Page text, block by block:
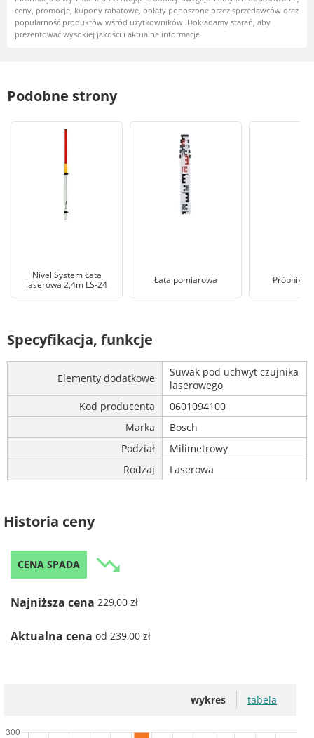
ceny, promocje, kupony rabatowe, opłaty ponoszone przez sprzedawców oraz
popularność produktów wśród użytkowników. Dokładamy starań, aby
prezentować wysokiej jakości i aktualne informacje.
Podobne strony
Nivel System Łata
laserowa 2,4m LS-24
Łata pomiarowa Próbnik
Specyfikacja, funkcje
Elementy dodatkowe
Suwak pod uchwyt czujnika
laserowego
Kod producenta
0601094100
Marka
Bosch
Podział
Milimetrowy
Rodzaj
Laserowa
Historia ceny
CENA SPADA trending_down
Najniższa cena 229,00 zł
Aktualna cena od 239,00 zł
wykres tabela